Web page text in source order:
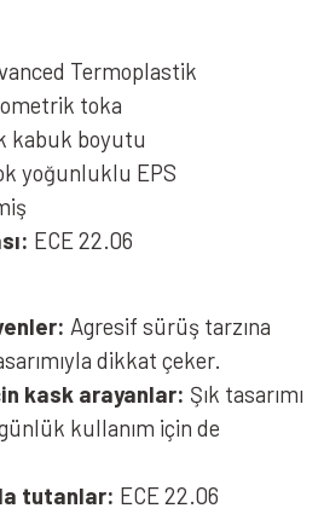
Termoplastik
toka
kabuk boyutu
yoğunluklu EPS
ECE 22.06
Agresif sürüş tarzına
dikkat çeker.
kask arayanlar: Şık tasarımı
kullanım için de
tutanlar: ECE 22.06